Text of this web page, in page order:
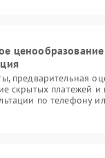
предварительная
скрытых платежей и
по телефону